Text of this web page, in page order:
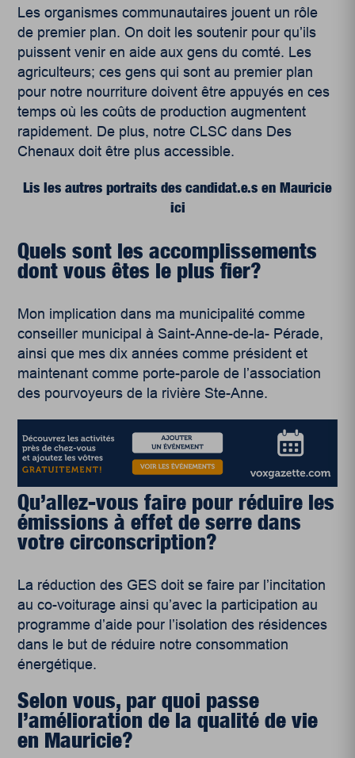
Les organismes communautaires jouent un rôle
de premier plan. On doit les soutenir pour qu’ils
puissent venir en aide aux gens du comté. Les
agriculteurs; ces gens qui sont au premier plan
pour notre nourriture doivent être appuyés en ces
temps où les coûts de production augmentent
rapidement. De plus, notre CLSC dans Des
Chenaux doit être plus accessible.
Lis les autres portraits des candidat.e.s en Mauricie
ici
Quels sont les accomplissements
dont vous êtes le plus fier?
Mon implication dans ma municipalité comme
conseiller municipal à Saint-Anne-de-la- Pérade,
ainsi que mes dix années comme président et
maintenant comme porte-parole de l’association
des pourvoyeurs de la rivière Ste-Anne.
Qu’allez-vous faire pour réduire les
émissions à effet de serre dans
votre circonscription?
La réduction des GES doit se faire par l’incitation
au co-voiturage ainsi qu’avec la participation au
programme d’aide pour l’isolation des résidences
dans le but de réduire notre consommation
énergétique.
Selon vous, par quoi passe
l’amélioration de la qualité de vie
en Mauricie?